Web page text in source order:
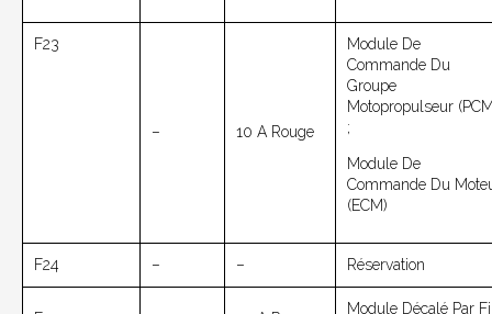
F23
– 10 A Rouge
Module De
Commande Du
Groupe
Motopropulseur
;
Module De
Commande Du
(ECM)
F24 – – Réservation
Module Décalé Par